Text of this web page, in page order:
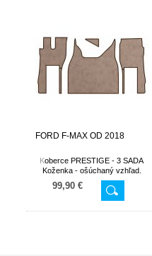
FORD F-MAX OD 2018
Koberce PRESTIGE - 3 SADA
Koženka - ošúchaný vzhľad.
99,90 €